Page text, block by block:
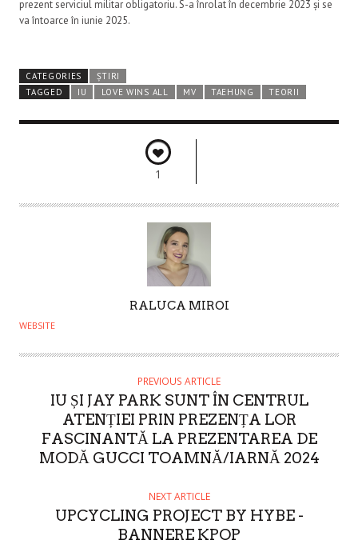
prezent serviciul militar obligatoriu. S-a înrolat în decembrie 2023 și se
va întoarce în iunie 2025.
CATEGORIES
ȘTIRI
TAGGED
IU LOVE WINS ALL MV TAEHUNG TEORII
1
U
H
RALUCA MIROI
WEBSITE
PREVIOUS ARTICLE
IU ȘI JAY PARK SUNT ÎN CENTRUL
ATENȚIEI PRIN PREZENȚA LOR
FASCINANTĂ LA PREZENTAREA DE
MODĂ GUCCI TOAMNĂ/IARNĂ 2024
NEXT ARTICLE
UPCYCLING PROJECT BY HYBE -
BANNERE KPOP